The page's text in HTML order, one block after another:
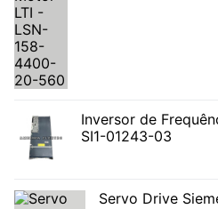
Inversor de
SI1-01243-03
Servo Drive